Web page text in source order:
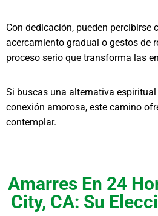
Con dedicación, pueden percibirse
acercamiento gradual o gestos de
proceso serio que transforma las
Si buscas una alternativa
conexión amorosa, este camino
contemplar.
Amarres En 24
City, CA: Su